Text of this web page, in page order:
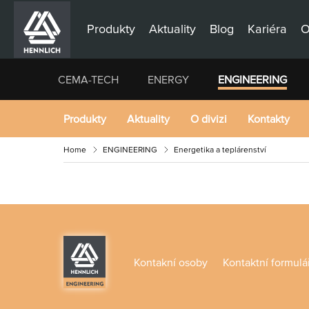
Produkty Aktuality Blog Kariéra
CEMA-TECH ENERGY ENGINEERING
Produkty Aktuality O divizi Kontakty
Home ENGINEERING Energetika a teplárenství
Kontakní osoby Kontaktní